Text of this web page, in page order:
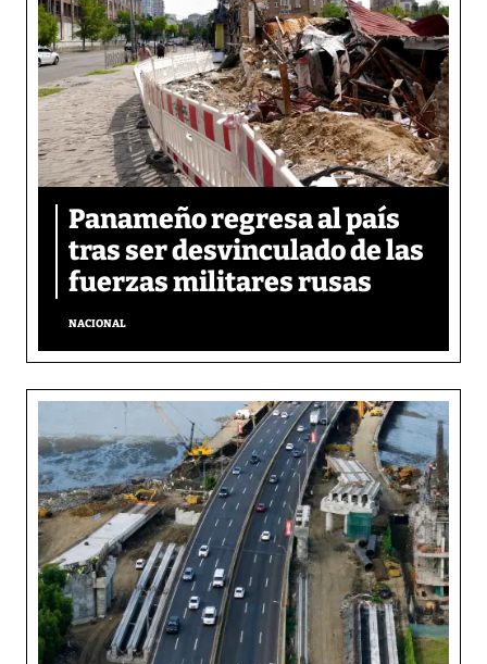
Panameño regresa al país
tras ser desvinculado de las
fuerzas militares rusas
NACIONAL